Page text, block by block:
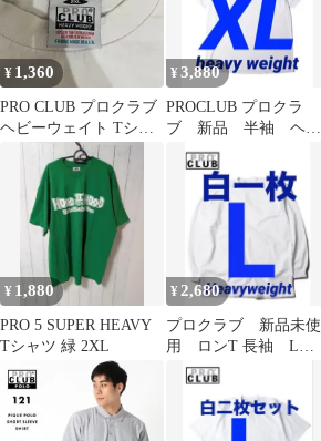
¥ 1,360
PRO CLUB プロクラブ
ヘビーウェイト Tシャ
ツ 白 2XL 白T 古着
¥3,880
PROCLUB プロクラ
ブ 新品 半袖 ヘビ
ーウェイト 白二枚
XL
¥ 1,880
PRO 5 SUPER HEAVY
Tシャツ 緑 2XL
¥ 2,680
プロクラブ 新品未使
用 ロンT 長袖 L
白 一枚 ヘビーウェ
イト